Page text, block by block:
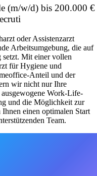
(m/w/d) bis 200.000 €
oder Assistenzarzt
Arbeitsumgebung, die auf
Mit einer vollen
für Hygiene und
Anteil und der
wir nicht nur Ihre
Work-Life-
und die Möglichkeit zur
einen optimalen Start
Team.